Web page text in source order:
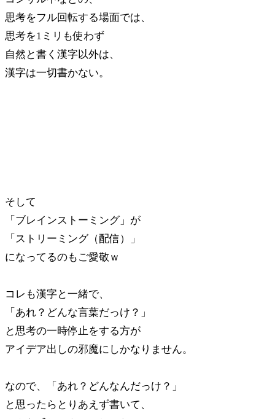
思考をフル回転する場面では、
思考を1ミリも使わず
自然と書く漢字以外は、
漢字は一切書かない。
そして
「ブレインストーミング」が
「ストリーミング（配信）」
になってるのもご愛敬ｗ
コレも漢字と一緒で、
「あれ？どんな言葉だっけ？」
と思考の一時停止をする方が
アイデア出しの邪魔にしかなりません。
なので、「あれ？どんなんだっけ？」
と思ったらとりあえず書いて、